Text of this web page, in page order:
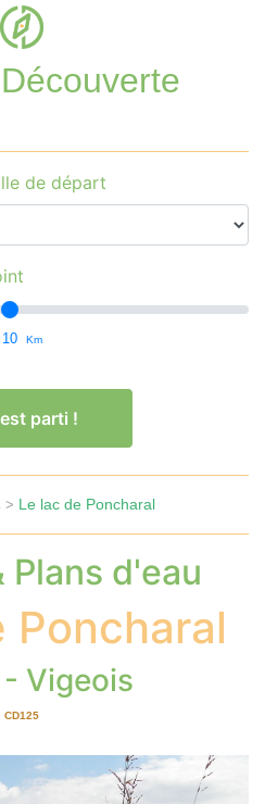
Découverte
de départ
10 Km
parti !
> Le lac de Poncharal
Plans d'eau
Poncharal
Vigeois
CD125